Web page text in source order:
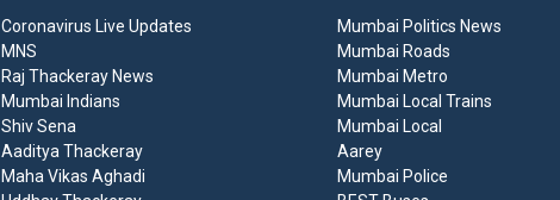
Coronavirus Live Updates
MNS
Raj Thackeray News
Mumbai Indians
Shiv Sena
Aaditya Thackeray
Maha Vikas Aghadi
Mumbai Politics News
Mumbai Roads
Mumbai Metro
Mumbai Local Trains
Mumbai Local
Aarey
Mumbai Police